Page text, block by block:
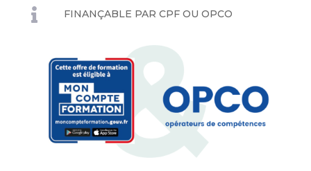
 FINANÇABLE PAR CPF OU OPCO